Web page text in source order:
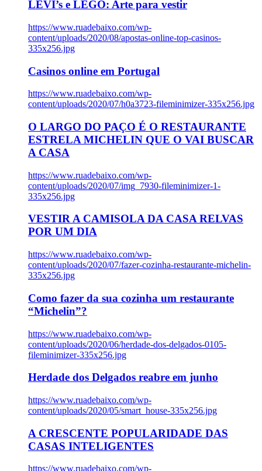
LEVI’s e LEGO: Arte para vestir
https://www.ruadebaixo.com/wp-
content/uploads/2020/08/apostas-online-top-casinos-
335x256.jpg
Casinos online em Portugal
https://www.ruadebaixo.com/wp-
content/uploads/2020/07/h0a3723-fileminimizer-335x256.jpg
O LARGO DO PAÇO É O RESTAURANTE
ESTRELA MICHELIN QUE O VAI BUSCAR
A CASA
https://www.ruadebaixo.com/wp-
content/uploads/2020/07/img_7930-fileminimizer-1-
335x256.jpg
VESTIR A CAMISOLA DA CASA RELVAS
POR UM DIA
https://www.ruadebaixo.com/wp-
content/uploads/2020/07/fazer-cozinha-restaurante-michelin-
335x256.jpg
Como fazer da sua cozinha um restaurante
“Michelin”?
https://www.ruadebaixo.com/wp-
content/uploads/2020/06/herdade-dos-delgados-0105-
fileminimizer-335x256.jpg
Herdade dos Delgados reabre em junho
https://www.ruadebaixo.com/wp-
content/uploads/2020/05/smart_house-335x256.jpg
A CRESCENTE POPULARIDADE DAS
CASAS INTELIGENTES
https://www.ruadebaixo.com/wp-